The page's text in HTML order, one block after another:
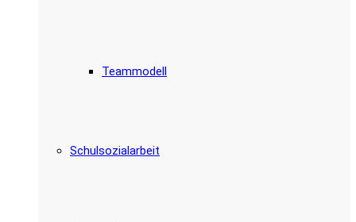
Teammodell
Schulsozialarbeit